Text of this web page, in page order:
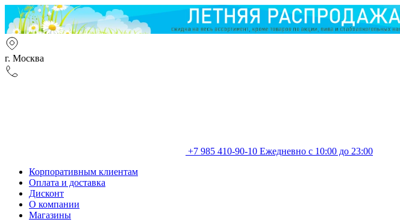
г. Москва
+7 985 410-90-10 Ежедневно с 10:00 до 23:00
Корпоративным клиентам
Оплата и доставка
Дисконт
О компании
Магазины